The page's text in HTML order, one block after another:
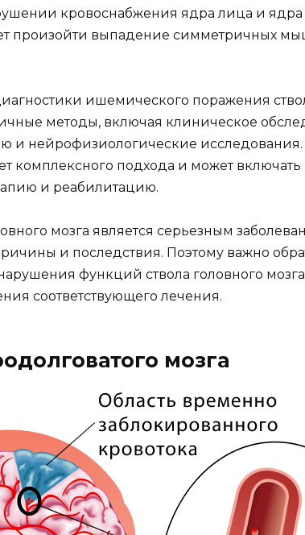
кровоснабжения ядра лица и ядра
произойти выпадение симметричных
ишемического поражения
методы, включая клиническое
и нейрофизиологические исследования.
комплексного подхода и может
и реабилитацию.
мозга является серьезным
и последствия. Поэтому важно
функций ствола головного
соответствующего лечения.
мозга